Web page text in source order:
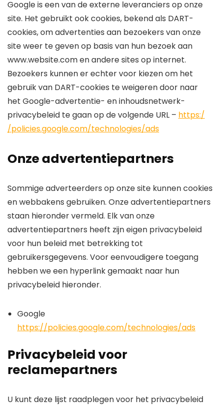
Google is een van de externe leveranciers op onze
site. Het gebruikt ook cookies, bekend als DART-
cookies, om advertenties aan bezoekers van onze
site weer te geven op basis van hun bezoek aan
www.website.com en andere sites op internet.
Bezoekers kunnen er echter voor kiezen om het
gebruik van DART-cookies te weigeren door naar
het Google-advertentie- en inhoudsnetwerk-
privacybeleid te gaan op de volgende URL – https:/
/policies.google.com/technologies/ads
Onze advertentiepartners
Sommige adverteerders op onze site kunnen cookies
en webbakens gebruiken. Onze advertentiepartners
staan ​​hieronder vermeld. Elk van onze
advertentiepartners heeft zijn eigen privacybeleid
voor hun beleid met betrekking tot
gebruikersgegevens. Voor eenvoudigere toegang
hebben we een hyperlink gemaakt naar hun
privacybeleid hieronder.
Google
https://policies.google.com/technologies/ads
Privacybeleid voor
reclamepartners
U kunt deze lijst raadplegen voor het privacybeleid